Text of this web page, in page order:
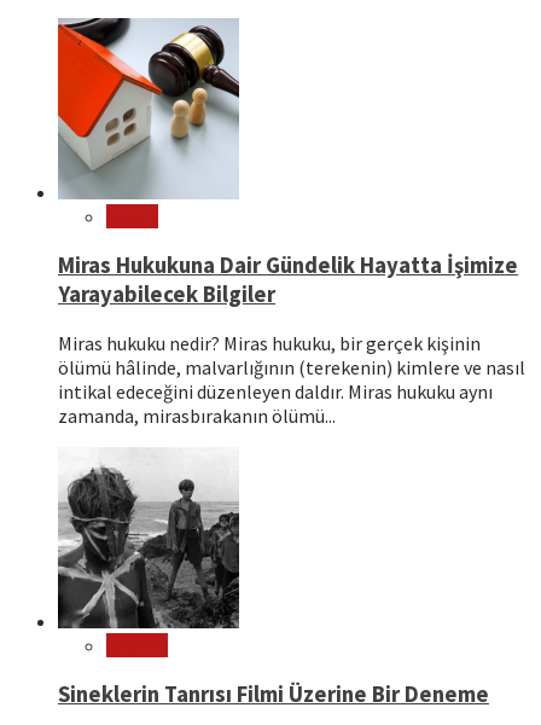
Miras Hukukuna Dair Gündelik Hayatta İşimize
Yarayabilecek Bilgiler
Miras hukuku nedir? Miras hukuku, bir gerçek kişinin
ölümü hâlinde, malvarlığının (terekenin) kimlere ve nasıl
intikal edeceğini düzenleyen daldır. Miras hukuku aynı
zamanda, mirasbırakanın ölümü...
Sineklerin Tanrısı Filmi Üzerine Bir Deneme